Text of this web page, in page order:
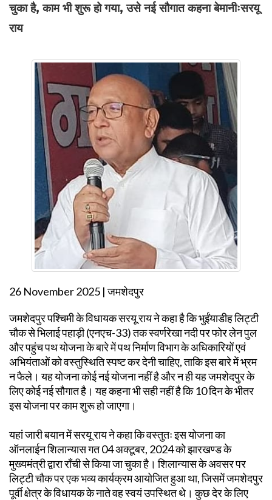
चुका है, काम भी शुरू हो गया, उसे नई सौगात कहना बेमानीःसरयू
राय
26 November 2025 | जमशेदपुर
जमशेदपुर पश्चिमी के विधायक सरयू राय ने कहा है कि भुईंयाडीह लिट्टी
चौक से भिलाई पहाड़ी (एनएच-33) तक स्वर्णरेखा नदी पर फोर लेन पुल
और पहुंच पथ योजना के बारे में पथ निर्माण विभाग के अधिकारियों एवं
अभियंताओं को वस्तुस्थिति स्पष्ट कर देनी चाहिए, ताकि इस बारे में भ्रम
न फैले। यह योजना कोई नई योजना नहीं है और न ही यह जमशेदपुर के
लिए कोई नई सौगात है। यह कहना भी सही नहीं है कि 10 दिन के भीतर
इस योजना पर काम शुरू हो जाएगा।
यहां जारी बयान में सरयू राय ने कहा कि वस्तुतः इस योजना का
ऑनलाईन शिलान्यास गत 04 अक्टूबर, 2024 को झारखण्ड के
मुख्यमंत्री द्वारा राँची से किया जा चुका है। शिलान्यास के अवसर पर
लिट्टी चौक पर एक भव्य कार्यक्रम आयोजित हुआ था, जिसमें जमशेदपुर
पूर्वी क्षेत्र के विधायक के नाते वह स्वयं उपस्थित थे। कुछ देर के लिए